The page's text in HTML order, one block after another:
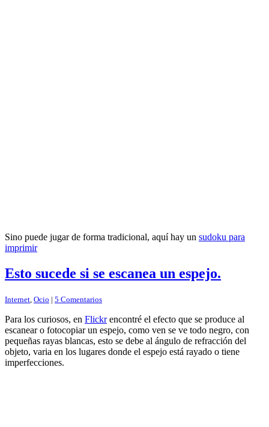
Sino puede jugar de forma tradicional, aquí hay un sudoku para
imprimir
Esto sucede si se escanea un espejo.
Internet Ocio | 5 Comentarios
Para los curiosos, en Flickrencontré el efecto que se produce al
escanear o fotocopiar un espejo, como ven se ve todo negro, con
pequeñas rayas blancas, esto se debe al ángulo de refracción del
objeto, varia en los lugares donde el espejo está rayado o tiene
imperfecciones.